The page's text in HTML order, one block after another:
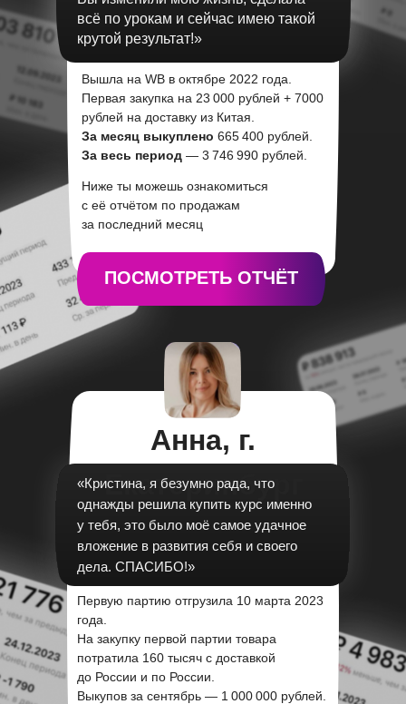
всё по урокам и сейчас имею такой
крутой результат!»
Вышла на WB в октябре 2022 года.
Первая закупка на 23 000 рублей + 7000
рублей на доставку из Китая.
За месяц выкуплено 665 400 рублей.
За весь период — 3 746 990 рублей.
Ниже ты можешь ознакомиться
с её отчётом по продажам
за последний месяц
ПОСМОТРЕТЬ ОТЧЁТ
Анна, г.
Екатеринбург
«Кристина, я безумно рада, что
однажды решила купить курс именно
у тебя, это было моё самое удачное
вложение в развития себя и своего
дела. СПАСИБО!»
Первую партию отгрузила 10 марта 2023
года.
На закупку первой партии товара
потратила 160 тысяч с доставкой
до России и по России.
Выкупов за сентябрь — 1 000 000 рублей.